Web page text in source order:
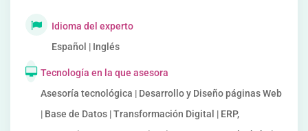
Idioma del experto
Español | Inglés
Tecnología en la que asesora
Asesoría tecnológica | Desarrollo y Diseño páginas Web
| Base de Datos | Transformación Digital | ERP,